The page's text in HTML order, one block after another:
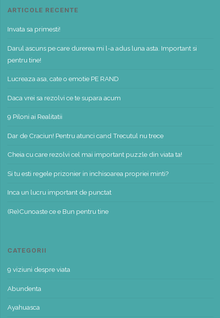
ARTICOLE RECENTE
Invata sa primesti!
Darul ascuns pe care durerea mi l-a adus luna asta. Important si
pentru tine!
Lucreaza asa, cate o emotie PE RAND
Daca vrei sa rezolvi ce te supara acum
9 Piloni ai Realitatii
Dar de Craciun! Pentru atunci cand Trecutul nu trece
Cheia cu care rezolvi cel mai important puzzle din viata ta!
Si tu esti regele prizonier in inchisoarea propriei minti?
Inca un lucru important de punctat
(Re)Cunoaste ce e Bun pentru tine
CATEGORII
9 viziuni despre viata
Abundenta
Ayahuasca